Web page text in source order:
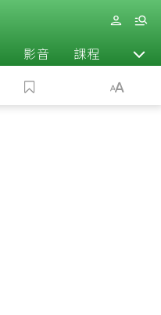
影音 課程 退休